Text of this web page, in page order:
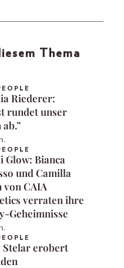
Thema
Riederer:
rundet unser
Glow: Bianca
und Camilla
von CAIA
verraten ihre
Geheimnisse
Stelar erobert